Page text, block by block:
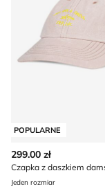
POPULARNE
299.00 zł
Jeden rozmiar